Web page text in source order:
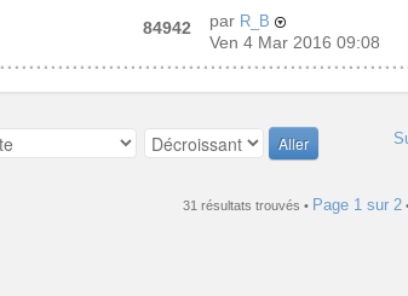
84942 par R_B
Ven 4 Mar 2016 09:08
31 résultats trouvés • Page 1 sur 2